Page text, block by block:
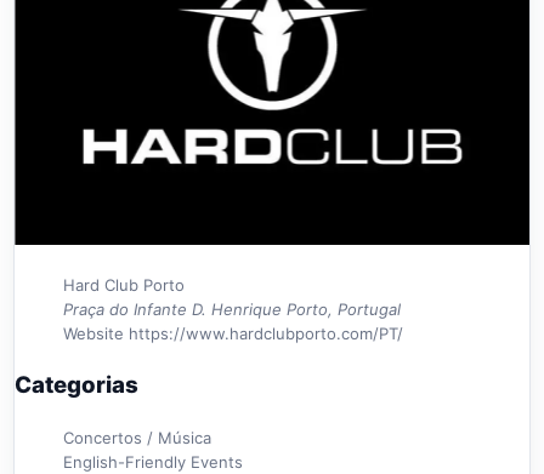
Hard Club Porto
Praça do Infante D. Henrique Porto, Portugal
Website https://www.hardclubporto.com/PT/
Categorias
Concertos / Música
English-Friendly Events